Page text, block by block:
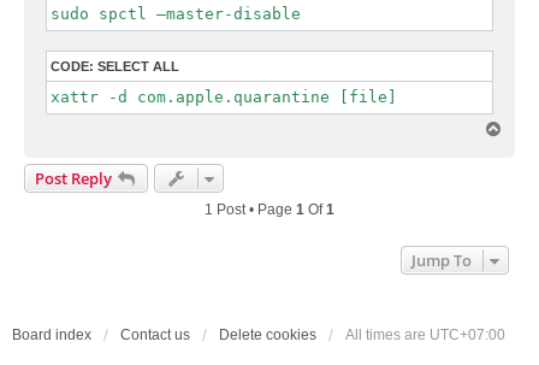
CODE: SELECT ALL
Post Reply
1 Post • Page 1 Of1
Jump To
Board index Contact us Delete cookies All times are UTC+07:00